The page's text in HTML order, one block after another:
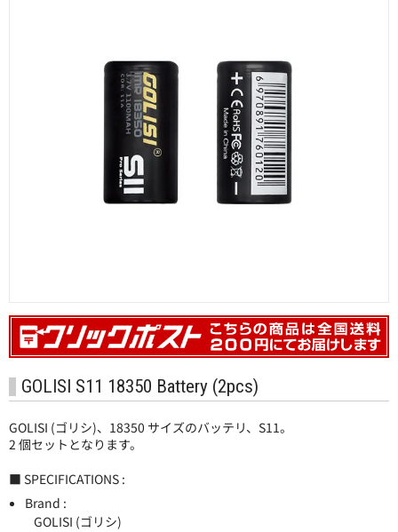
GOLISI S11 18350 Battery (2pcs)
GOLISI (ゴリシ)、18350 サイズのバッテリ、S11。
2 個セットとなります。
■ SPECIFICATIONS :
Brand :
GOLISI (ゴリシ)